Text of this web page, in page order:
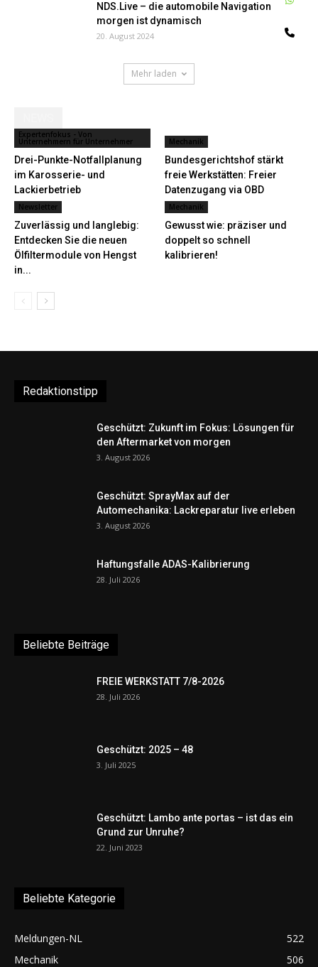
NDS.Live – die automobile Navigation von
morgen ist dynamisch
20. August 2024
Mehr laden
Expertenfokus - Von
Unternehmern für Unternehmer
Drei-Punkte-Notfallplanung
im Karosserie- und
Lackierbetrieb
Mechanik
Bundesgerichtshof stärkt
freie Werkstätten: Freier
Datenzugang via OBD
Newsletter
Zuverlässig und langlebig:
Entdecken Sie die neuen
Ölfiltermodule von Hengst
in...
Mechanik
Gewusst wie: präziser und
doppelt so schnell
kalibrieren!
Redaktionstipp
Geschützt: Zukunft im Fokus: Lösungen für
den Aftermarket von morgen
3. August 2026
Geschützt: SprayMax auf der
Automechanika: Lackreparatur live erleben
3. August 2026
Haftungsfalle ADAS-Kalibrierung
28. Juli 2026
Beliebte Beiträge
FREIE WERKSTATT 7/8-2026
28. Juli 2026
Geschützt: 2025 – 48
3. Juli 2025
Geschützt: Lambo ante portas – ist das ein
Grund zur Unruhe?
22. Juni 2023
Beliebte Kategorie
Meldungen-NL
522
Mechanik
506